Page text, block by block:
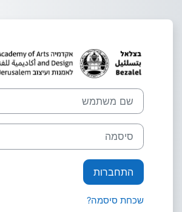
שם משתמש
סיסמה
התחברות
שכחת סיסמה?